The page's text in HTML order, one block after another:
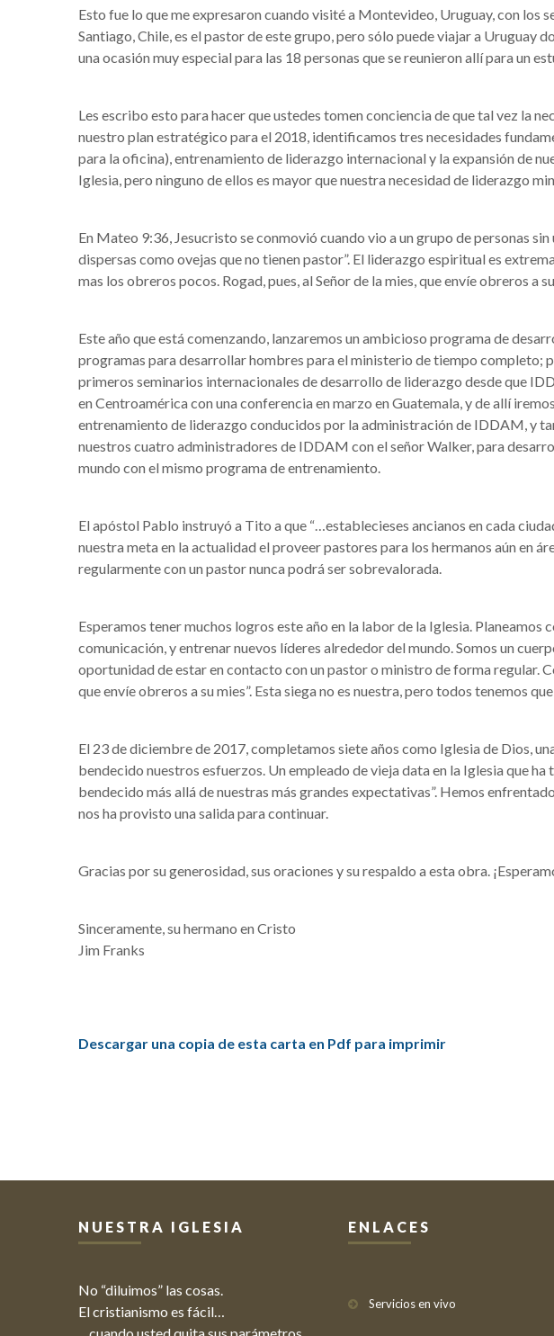
Esto fue lo que me expresaron cuando visité a Montevideo, Uruguay, con los
Santiago, Chile, es el pastor de este grupo, pero sólo puede viajar a Uruguay
una ocasión muy especial para las 18 personas que se reunieron allí para un
Les escribo esto para hacer que ustedes tomen conciencia de que tal vez la
nuestro plan estratégico para el 2018, identificamos tres necesidades
para la oficina), entrenamiento de liderazgo internacional y la expansión de
Iglesia, pero ninguno de ellos es mayor que nuestra necesidad de liderazgo
En Mateo 9:36, Jesucristo se conmovió cuando vio a un grupo de personas
dispersas como ovejas que no tienen pastor”. El liderazgo espiritual es
mas los obreros pocos. Rogad, pues, al Señor de la mies, que envíe obreros a
Este año que está comenzando, lanzaremos un ambicioso programa de
programas para desarrollar hombres para el ministerio de tiempo completo;
primeros seminarios internacionales de desarrollo de liderazgo desde que
en Centroamérica con una conferencia en marzo en Guatemala, y de allí
entrenamiento de liderazgo conducidos por la administración de IDDAM, y
nuestros cuatro administradores de IDDAM con el señor Walker, para
mundo con el mismo programa de entrenamiento.
El apóstol Pablo instruyó a Tito a que “…establecieses ancianos en cada
nuestra meta en la actualidad el proveer pastores para los hermanos aún en
regularmente con un pastor nunca podrá ser sobrevalorada.
Esperamos tener muchos logros este año en la labor de la Iglesia.
comunicación, y entrenar nuevos líderes alrededor del mundo. Somos un
oportunidad de estar en contacto con un pastor o ministro de forma regular.
que envíe obreros a su mies”. Esta siega no es nuestra, pero todos tenemos
El 23 de diciembre de 2017, completamos siete años como Iglesia de Dios,
bendecido nuestros esfuerzos. Un empleado de vieja data en la Iglesia que
bendecido más allá de nuestras más grandes expectativas”. Hemos
nos ha provisto una salida para continuar.
Gracias por su generosidad, sus oraciones y su respaldo a esta obra.
Sinceramente, su hermano en Cristo
Jim Franks
Descargar una copia de esta carta en Pdf para imprimir
NUESTRA IGLESIA
No “diluimos” las cosas.
El cristianismo es fácil…
ENLACES
Servicios en vivo